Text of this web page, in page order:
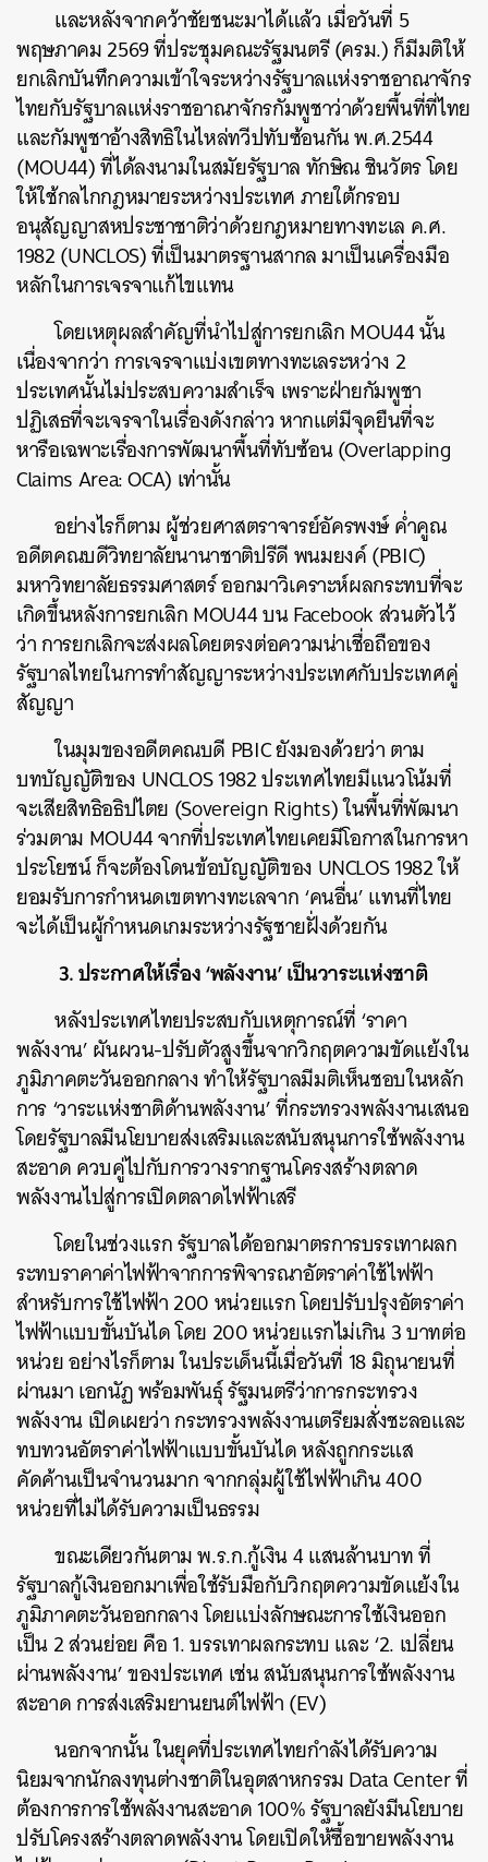
และหลังจากคว้าชัยชนะมาได้แล้ว เมื่อวันที่ 5
พฤษภาคม 2569 ที่ประชุมคณะรัฐมนตรี (ครม.) ก็มีมติให้
ยกเลิกบันทึกความเข้าใจระหว่างรัฐบาลแห่งราชอาณาจักร
ไทยกับรัฐบาลแห่งราชอาณาจักรกัมพูชาว่าด้วยพื้นที่ที่ไทย
และกัมพูชาอ้างสิทธิในไหล่ทวีปทับซ้อนกัน พ.ศ.2544
(MOU44) ที่ได้ลงนามในสมัยรัฐบาล ทักษิณ ชินวัตร โดย
ให้ใช้กลไกกฎหมายระหว่างประเทศ ภายใต้กรอบ
อนุสัญญาสหประชาชาติว่าด้วยกฎหมายทางทะเล ค.ศ.
1982 (UNCLOS) ที่เป็นมาตรฐานสากล มาเป็นเครื่องมือ
หลักในการเจรจาแก้ไขแทน
โดยเหตุผลสำคัญที่นำไปสู่การยกเลิก MOU44 นั้น
เนื่องจากว่า การเจรจาแบ่งเขตทางทะเลระหว่าง 2
ประเทศนั้นไม่ประสบความสำเร็จ เพราะฝ่ายกัมพูชา
ปฏิเสธที่จะเจรจาในเรื่องดังกล่าว หากแต่มีจุดยืนที่จะ
หารือเฉพาะเรื่องการพัฒนาพื้นที่ทับซ้อน (Overlapping
Claims Area: OCA) เท่านั้น
อย่างไรก็ตาม ผู้ช่วยศาสตราจารย์อัครพงษ์ ค่ำคูณ
อดีตคณบดีวิทยาลัยนานาชาติปรีดี พนมยงค์ (PBIC)
มหาวิทยาลัยธรรมศาสตร์ ออกมาวิเคราะห์ผลกระทบที่จะ
เกิดขึ้นหลังการยกเลิก MOU44 บน Facebook ส่วนตัวไว้
ว่า การยกเลิกจะส่งผลโดยตรงต่อความน่าเชื่อถือของ
รัฐบาลไทยในการทำสัญญาระหว่างประเทศกับประเทศคู่
สัญญา
ในมุมของอดีตคณบดี PBIC ยังมองด้วยว่า ตาม
บทบัญญัติของ UNCLOS 1982 ประเทศไทยมีแนวโน้มที่
จะเสียสิทธิอธิปไตย (Sovereign Rights) ในพื้นที่พัฒนา
ร่วมตาม MOU44 จากที่ประเทศไทยเคยมีโอกาสในการหา
ประโยชน์ ก็จะต้องโดนข้อบัญญัติของ UNCLOS 1982 ให้
ยอมรับการกำหนดเขตทางทะเลจาก ‘คนอื่น’ แทนที่ไทย
จะได้เป็นผู้กำหนดเกมระหว่างรัฐชายฝั่งด้วยกัน
3. ประกาศให้เรื่อง ‘พลังงาน’ เป็นวาระแห่งชาติ
หลังประเทศไทยประสบกับเหตุการณ์ที่ ‘ราคา
พลังงาน’ ผันผวน-ปรับตัวสูงขึ้นจากวิกฤตความขัดแย้งใน
ภูมิภาคตะวันออกกลาง ทำให้รัฐบาลมีมติเห็นชอบในหลัก
การ ‘วาระแห่งชาติด้านพลังงาน’ ที่กระทรวงพลังงานเสนอ
โดยรัฐบาลมีนโยบายส่งเสริมและสนับสนุนการใช้พลังงาน
สะอาด ควบคู่ไปกับการวางรากฐานโครงสร้างตลาด
พลังงานไปสู่การเปิดตลาดไฟฟ้าเสรี
โดยในช่วงแรก รัฐบาลได้ออกมาตรการบรรเทาผลก
ระทบราคาค่าไฟฟ้าจากการพิจารณาอัตราค่าใช้ไฟฟ้า
สำหรับการใช้ไฟฟ้า 200 หน่วยแรก โดยปรับปรุงอัตราค่า
ไฟฟ้าแบบขั้นบันได โดย 200 หน่วยแรกไม่เกิน 3 บาทต่อ
หน่วย อย่างไรก็ตาม ในประเด็นนี้เมื่อวันที่ 18 มิถุนายนที่
ผ่านมา เอกนัฏ พร้อมพันธุ์ รัฐมนตรีว่าการกระทรวง
พลังงาน เปิดเผยว่า กระทรวงพลังงานเตรียมสั่งชะลอและ
ทบทวนอัตราค่าไฟฟ้าแบบขั้นบันได หลังถูกกระแส
คัดค้านเป็นจำนวนมาก จากกลุ่มผู้ใช้ไฟฟ้าเกิน 400
หน่วยที่ไม่ได้รับความเป็นธรรม
ขณะเดียวกันตาม พ.ร.ก.กู้เงิน 4 แสนล้านบาท ที่
รัฐบาลกู้เงินออกมาเพื่อใช้รับมือกับวิกฤตความขัดแย้งใน
ภูมิภาคตะวันออกกลาง โดยแบ่งลักษณะการใช้เงินออก
เป็น 2 ส่วนย่อย คือ 1. บรรเทาผลกระทบ และ ‘2. เปลี่ยน
ผ่านพลังงาน’ ของประเทศ เช่น สนับสนุนการใช้พลังงาน
สะอาด การส่งเสริมยานยนต์ไฟฟ้า (EV)
นอกจากนั้น ในยุคที่ประเทศไทยกำลังได้รับความ
นิยมจากนักลงทุนต่างชาติในอุตสาหกรรม Data Center ที่
ต้องการการใช้พลังงานสะอาด 100% รัฐบาลยังมีนโยบาย
ปรับโครงสร้างตลาดพลังงาน โดยเปิดให้ซื้อขายพลังงาน